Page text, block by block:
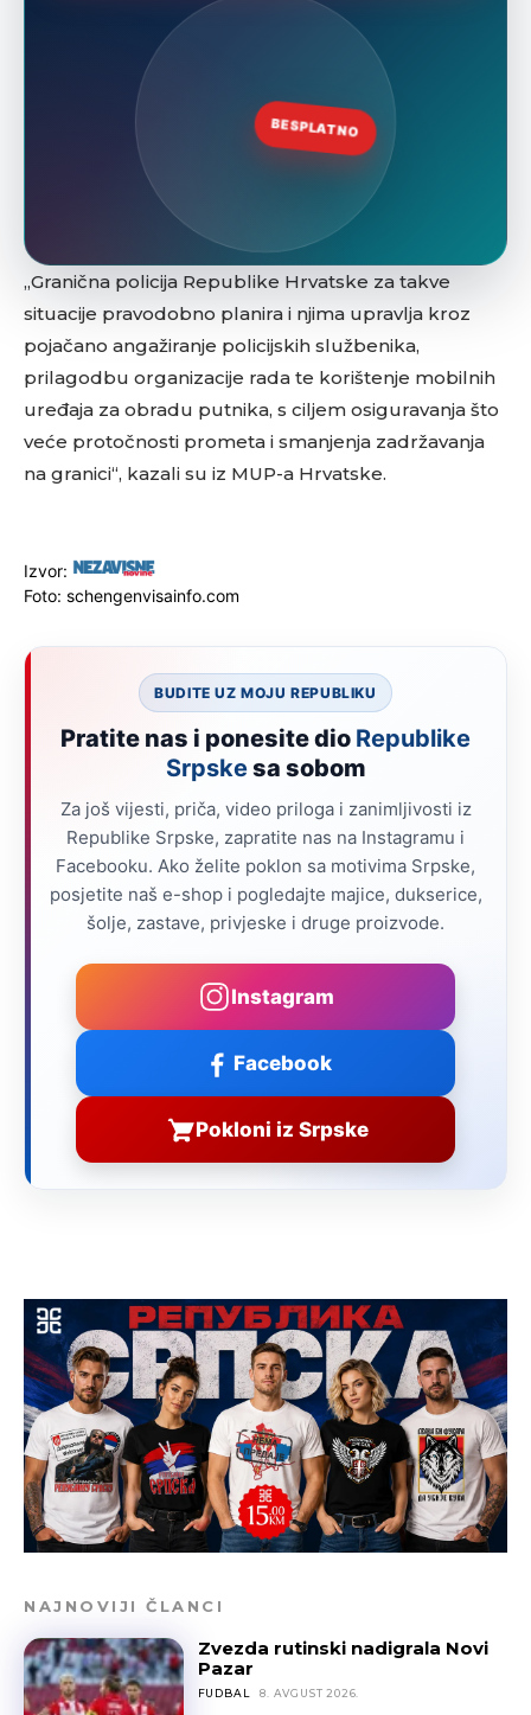
„Granična policija Republike Hrvatske za takve
situacije pravodobno planira i njima upravlja kroz
pojačano angažiranje policijskih službenika,
prilagodbu organizacije rada te korištenje mobilnih
uređaja za obradu putnika, s ciljem osiguravanja što
veće protočnosti prometa i smanjenja zadržavanja
na granici“, kazali su iz MUP-a Hrvatske.
Izvor:
Foto: schengenvisainfo.com
BUDITE UZ MOJU REPUBLIKU
Pratite nas i ponesite dio Republike
Srpskesa sobom
Za još vijesti, priča, video priloga i zanimljivosti iz
Republike Srpske, zapratite nas na Instagramu i
Facebooku. Ako želite poklon sa motivima Srpske,
posjetite naš e-shop i pogledajte majice, dukserice,
šolje, zastave, privjeske i druge proizvode.
Instagram
Facebook
Pokloni iz Srpske
NAJNOVIJI ČLANCI
Zvezda rutinski nadigrala Novi
Pazar
FUDBAL 8. AVGUST 2026.